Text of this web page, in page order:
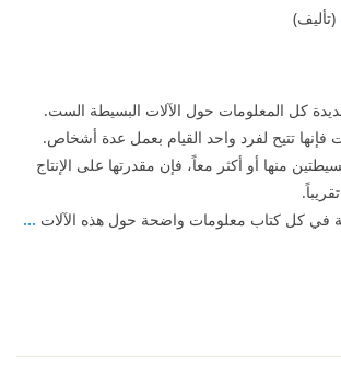
(تأليف)
كل المعلومات حول الآلات البسيطة الست.
فإنها تتيح لفرد واحد القيام بعمل عدة أشخاص.
منها أو أكثر معاً، فإن مقدرتها على الإنتاج
في كل كتاب معلومات واضحة حول هذه الآلات ...